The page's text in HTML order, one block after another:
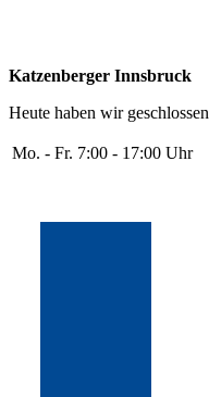
Katzenberger Innsbruck
Heute haben wir geschlossen
Mo. - Fr. 7:00 - 17:00 Uhr